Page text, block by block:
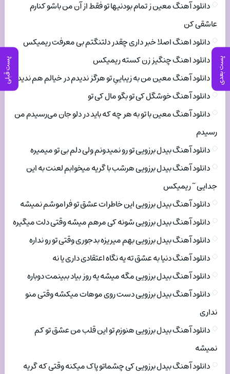
پست بعدی پست قبلی
دانلود آهنگ معین ز تمام بودنیها تو فقط از آن من باشو کنارم
عاشقی کن
دانلود اهنگ اصلا خبر داری چقدر دلتنگتم بی معرفت ریمیکس
دانلود اهنگ چنگیز زن کسته ریمیکس
دانلود آهنگ معین من به زیباییِ تو هرگز ندیدم در خیالم هم ندیدم
دانلود آهنگ خوشگل کی تو بگو مال کی تو
دانلود آهنگ معین با تو به هر چه که باید در دلو جان می‌رسیدم من
رسیدم
دانلود آهنگ بیدل برزویی تو رو نمیدونم ولی دلم بی تو میمیره
دانلود آهنگ بیدل برزویی هرشب با گریه میخوابم لعنت به این
جدایی ~ ریمیکس
دانلود آهنگ بیدل برزویی این خاطرات عشق تو فراموشم نمیشه
دانلود آهنگ بیدل برزویی شونه کی مرهم میشه وقتی دلت میگیره
دانلود آهنگ بیدل برزویی بهم میریزه بدجوری وقتی تو رو نداره
دانلود آهنگ دنیا به عشق ته یه نگاه اعتقادی داری یا نه
دانلود آهنگ بیدل برزویی مگه میشه یه روز بیاد ببینمت دوباره
دانلود آهنگ بیدل برزویی دست روی موهات میکشه وقتی منو
نداری
دانلود آهنگ بیدل برزویی هنوزم تو این قلب من عشق تو کم
نمیشه
دانلود آهنگ بیدل برزویی کی چشماتو پاک میکنه وقتی که گریه